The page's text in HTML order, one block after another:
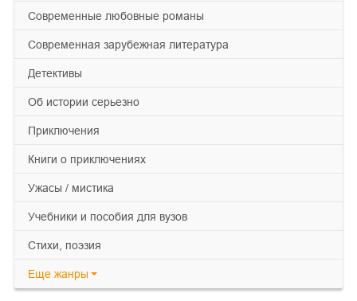
современные любовные романы
современная зарубежная литература
детективы
об истории серьезно
приключения
книги о приключениях
ужасы / мистика
учебники и пособия для вузов
cтихи, поэзия
Еще жанры